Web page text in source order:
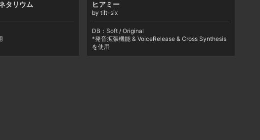
タリウム ヒアミー
by tilt-six
DB： Soft / Original
*発音拡張機能 & VoiceRelease & Cross Synthesis
を使用